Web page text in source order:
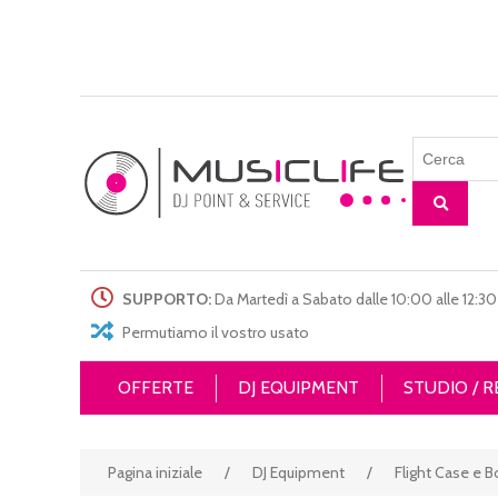
SUPPORTO:Da Martedì a Sabato dalle 10:00 alle
Permutiamo il vostro usato
OFFERTE DJ EQUIPMENT STUDIO /
Pagina iniziale / DJ Equipment / Flight Case e